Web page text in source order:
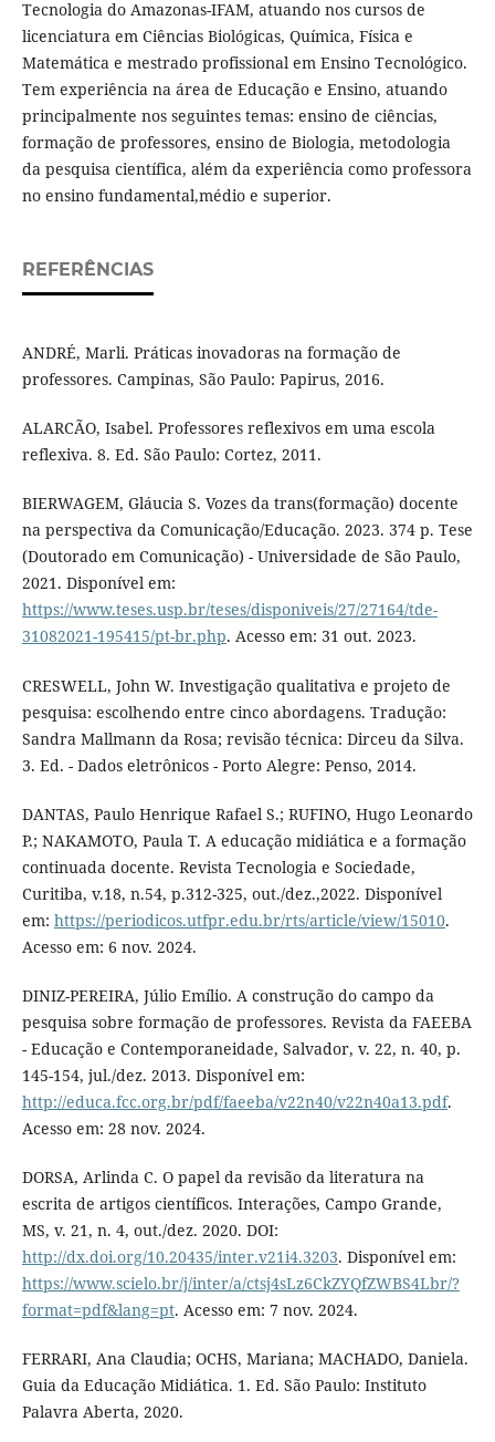
Tecnologia do Amazonas-IFAM, atuando nos cursos de
licenciatura em Ciências Biológicas, Química, Física e
Matemática e mestrado profissional em Ensino Tecnológico.
Tem experiência na área de Educação e Ensino, atuando
principalmente nos seguintes temas: ensino de ciências,
formação de professores, ensino de Biologia, metodologia
da pesquisa científica, além da experiência como professora
no ensino fundamental,médio e superior.
REFERÊNCIAS
ANDRÉ, Marli. Práticas inovadoras na formação de
professores. Campinas, São Paulo: Papirus, 2016.
ALARCÃO, Isabel. Professores reflexivos em uma escola
reflexiva. 8. Ed. São Paulo: Cortez, 2011.
BIERWAGEM, Gláucia S. Vozes da trans(formação) docente
na perspectiva da Comunicação/Educação. 2023. 374 p. Tese
(Doutorado em Comunicação) - Universidade de São Paulo,
2021. Disponível em:
https://www.teses.usp.br/teses/disponiveis/27/27164/tde-
31082021-195415/pt-br.php. Acesso em: 31 out. 2023.
CRESWELL, John W. Investigação qualitativa e projeto de
pesquisa: escolhendo entre cinco abordagens. Tradução:
Sandra Mallmann da Rosa; revisão técnica: Dirceu da Silva.
3. Ed. - Dados eletrônicos - Porto Alegre: Penso, 2014.
DANTAS, Paulo Henrique Rafael S.; RUFINO, Hugo Leonardo
P.; NAKAMOTO, Paula T. A educação midiática e a formação
continuada docente. Revista Tecnologia e Sociedade,
Curitiba, v.18, n.54, p.312-325, out./dez.,2022. Disponível
em: https://periodicos.utfpr.edu.br/rts/article/view/15010.
Acesso em: 6 nov. 2024.
DINIZ-PEREIRA, Júlio Emílio. A construção do campo da
pesquisa sobre formação de professores. Revista da FAEEBA
- Educação e Contemporaneidade, Salvador, v. 22, n. 40, p.
145-154, jul./dez. 2013. Disponível em:
http://educa.fcc.org.br/pdf/faeeba/v22n40/v22n40a13.pdf.
Acesso em: 28 nov. 2024.
DORSA, Arlinda C. O papel da revisão da literatura na
escrita de artigos científicos. Interações, Campo Grande,
MS, v. 21, n. 4, out./dez. 2020. DOI:
http://dx.doi.org/10.20435/inter.v21i4.3203. Disponível em:
https://www.scielo.br/j/inter/a/ctsj4sLz6CkZYQfZWBS4Lbr/?
format=pdf&lang=pt. Acesso em: 7 nov. 2024.
FERRARI, Ana Claudia; OCHS, Mariana; MACHADO, Daniela.
Guia da Educação Midiática. 1. Ed. São Paulo: Instituto
Palavra Aberta, 2020.